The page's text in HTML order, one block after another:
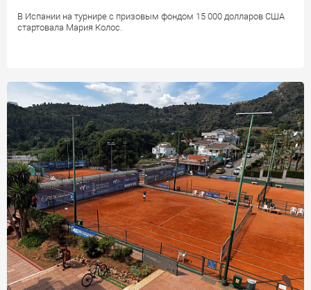
В Испании на турнире с призовым фондом 15 000 долларов США
стартовала Мария Колос.